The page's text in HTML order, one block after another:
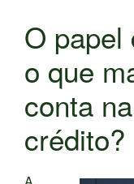
O papel
o que
conta
crédito?